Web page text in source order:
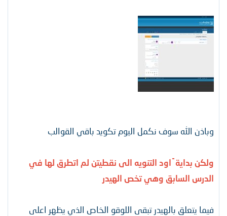
وباذن الله سوف نكمل اليوم تكويد باقي القوالب
ولكن بداية ً اود التنويه الى نقطيتن لم اتطرق لها في
الدرس السابق وهي تخص الهيدر
فيما يتعلق بالهيدر تبقى اللوقو الخاص الذي يظهر اعلى